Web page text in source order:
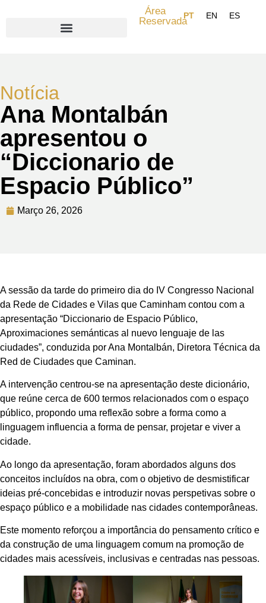
Área
Reservada
Notícia
Ana Montalbán
apresentou o
“Diccionario de
Espacio Público”
Março 26, 2026
A sessão da tarde do primeiro dia do IV Congresso Nacional
da Rede de Cidades e Vilas que Caminham contou com a
apresentação “Diccionario de Espacio Público,
Aproximaciones semánticas al nuevo lenguaje de las
ciudades”, conduzida por Ana Montalbán, Diretora Técnica da
Red de Ciudades que Caminan.
A intervenção centrou-se na apresentação deste dicionário,
que reúne cerca de 600 termos relacionados com o espaço
público, propondo uma reflexão sobre a forma como a
linguagem influencia a forma de pensar, projetar e viver a
cidade.
Ao longo da apresentação, foram abordados alguns dos
conceitos incluídos na obra, com o objetivo de desmistificar
ideias pré-concebidas e introduzir novas perspetivas sobre o
espaço público e a mobilidade nas cidades contemporâneas.
Este momento reforçou a importância do pensamento crítico e
da construção de uma linguagem comum na promoção de
cidades mais acessíveis, inclusivas e centradas nas pessoas.